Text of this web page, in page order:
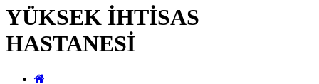
YÜKSEK İHTİSAS
HASTANESİ